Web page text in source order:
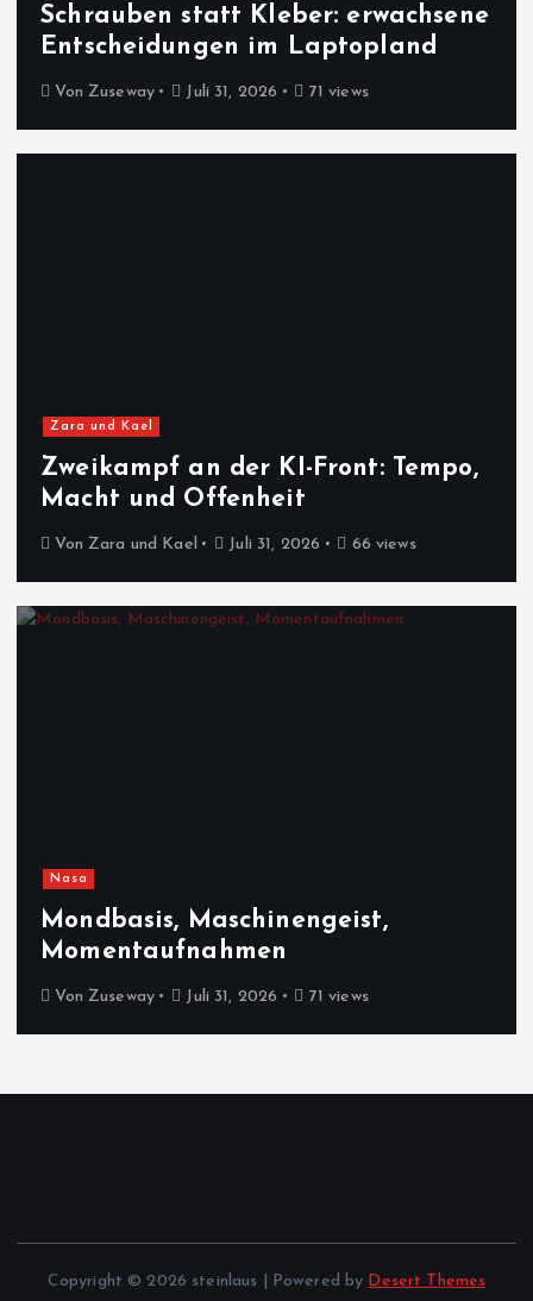
Schrauben statt Kleber: erwachsene
Entscheidungen im Laptopland
Von Zuseway Juli 31, 2026 71 views
Zara und Kael
Zweikampf an der KI-Front: Tempo,
Macht und Offenheit
Von Zara und Kael Juli 31, 2026 66 views
Nasa
Mondbasis, Maschinengeist,
Momentaufnahmen
Von Zuseway Juli 31, 2026 71 views
Copyright © 2026 steinlaus | Powered by Desert Themes